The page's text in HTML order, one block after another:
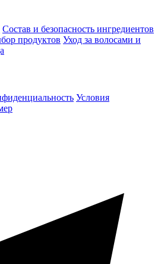
Состав и безопасность ингредиентов
продуктов Уход за волосами и
Условия